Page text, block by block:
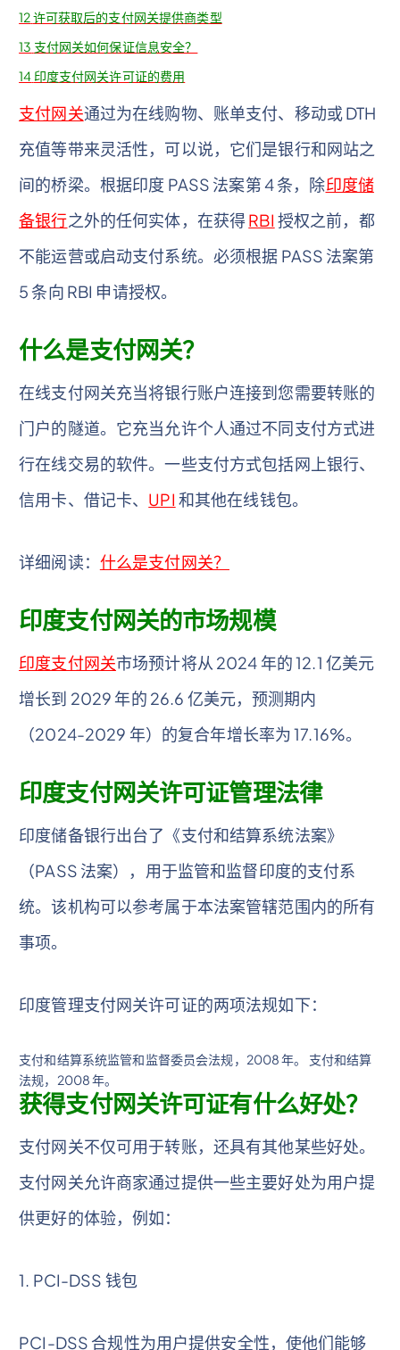
12许可获取后的支付网关提供商类型
13 支付网关如何保证信息安全？
14 印度支付网关许可证的费用
支付网关通过为在线购物、账单支付、移动或 DTH
充值等带来灵活性，可以说，它们是银行和网站之
间的桥梁。根据印度 PASS 法案第 4 条，除印度储
备银行之外的任何实体，在获得RBI 授权之前，都
不能运营或启动支付系统。必须根据 PASS 法案第
5 条向 RBI 申请授权。
什么是支付网关？
在线支付网关充当将银行账户连接到您需要转账的
门户的隧道。它充当允许个人通过不同支付方式进
行在线交易的软件。一些支付方式包括网上银行、
信用卡、借记卡、 UPI 和其他在线钱包。
详细阅读： 什么是支付网关？
印度支付网关的市场规模
印度支付网关市场预计将从 2024 年的 12.1 亿美元
增长到 2029 年的 26.6 亿美元，预测期内
（2024-2029 年）的复合年增长率为 17.16%。
印度支付网关许可证管理法律
印度储备银行出台了《支付和结算系统法案》
（PASS 法案），用于监管和监督印度的支付系
统。该机构可以参考属于本法案管辖范围内的所有
事项。
印度管理支付网关许可证的两项法规如下：
支付和结算系统监管和监督委员会法规，2008 年。 支付和结算
法规，2008 年。
获得支付网关许可证有什么好处？
支付网关不仅可用于转账，还具有其他某些好处。
支付网关允许商家通过提供一些主要好处为用户提
供更好的体验，例如：
1. PCI-DSS 钱包
PCI-DSS 合规性为用户提供安全性，使他们能够